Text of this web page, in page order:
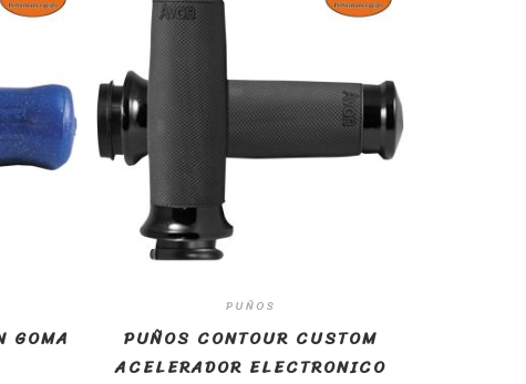
GOMA
PUÑOS
PUÑOS CONTOUR CUSTOM
ACELERADOR ELECTRONICO